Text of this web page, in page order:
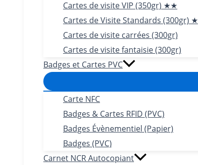
Cartes de visite VIP (350gr) ★★
Cartes de Visite Standards (300gr) ★
Cartes de visite carrées (300gr)
Cartes de visite fantaisie (300gr)
Badges et Cartes PVC
Carte NFC
Badges & Cartes RFID (PVC)
Badges Évènementiel (Papier)
Badges (PVC)
Carnet NCR Autocopiant